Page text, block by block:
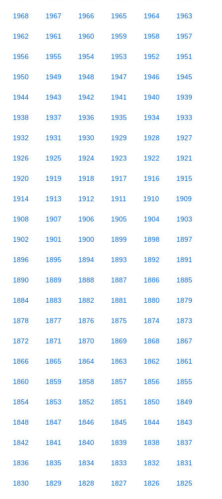
1968 1967 1966 1965 1964 1963
1962 1961 1960 1959 1958 1957
1956 1955 1954 1953 1952 1951
1950 1949 1948 1947 1946 1945
1944 1943 1942 1941 1940 1939
1938 1937 1936 1935 1934 1933
1932 1931 1930 1929 1928 1927
1926 1925 1924 1923 1922 1921
1920 1919 1918 1917 1916 1915
1914 1913 1912 1911 1910 1909
1908 1907 1906 1905 1904 1903
1902 1901 1900 1899 1898 1897
1896 1895 1894 1893 1892 1891
1890 1889 1888 1887 1886 1885
1884 1883 1882 1881 1880 1879
1878 1877 1876 1875 1874 1873
1872 1871 1870 1869 1868 1867
1866 1865 1864 1863 1862 1861
1860 1859 1858 1857 1856 1855
1854 1853 1852 1851 1850 1849
1848 1847 1846 1845 1844 1843
1842 1841 1840 1839 1838 1837
1836 1835 1834 1833 1832 1831
1830 1829 1828 1827 1826 1825